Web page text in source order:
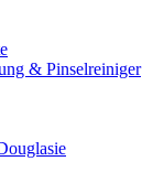
& Pinselreiniger